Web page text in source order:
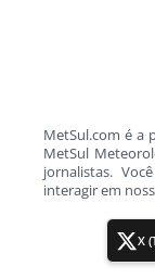
MetSul.com é a
MetSul
jornalistas.
interagir em
X